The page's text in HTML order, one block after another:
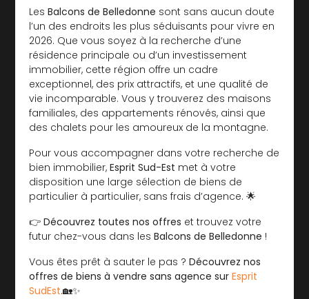
LesBalcons de Belledonne sont sans aucun doute
l’un des endroits les plus séduisants pour vivre en
2026. Que vous soyez à la recherche d’une
résidence principale ou d’un investissement
immobilier, cette région offre un cadre
exceptionnel, des prix attractifs, et une qualité de
vie incomparable. Vous y trouverez des maisons
familiales, des appartements rénovés, ainsi que
des chalets pour les amoureux de la montagne.
Pour vous accompagner dans votre recherche de
bien immobilier,Esprit Sud-Est met à votre
disposition une large sélection de biens de
particulier à particulier, sans frais d’agence. 🌟
👉Découvrez toutes nos offres et trouvez votre
futur chez-vous dans lesBalcons de Belledonne !
Vous êtes prêt à sauter le pas ?Découvrez nos
offres de biens à vendre sans agence surEsprit
SudEst.🏡✨